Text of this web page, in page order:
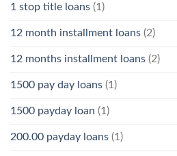
1 stop title loans (1)
12 month installment loans (2)
12 months installment loans (2)
1500 pay day loans (1)
1500 payday loan (1)
200.00 payday loans (1)